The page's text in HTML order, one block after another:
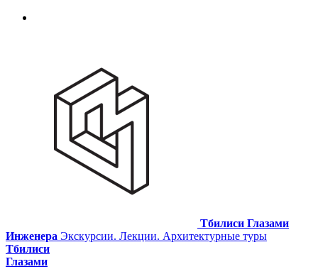
Тбилиси Глазами
Инженера Экскурсии. Лекции. Архитектурные туры
Тбилиси
Глазами